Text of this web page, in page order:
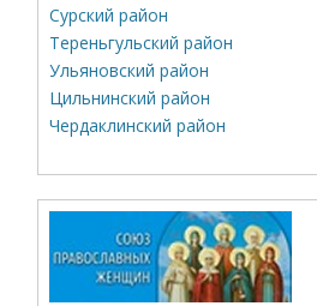
Сурский район
Тереньгульский район
Ульяновский район
Цильнинский район
Чердаклинский район